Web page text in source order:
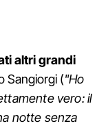
altri grandi
Sangiorgi ("Ho
vero: il
notte senza